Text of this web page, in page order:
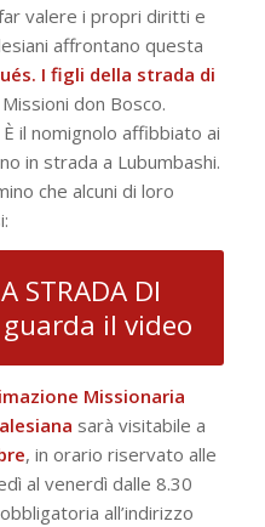
valere i propri diritti e
affrontano questa
I figli della strada di
don Bosco.
il nomignolo affibbiato ai
in strada a Lubumbashi.
che alcuni di loro
STRADA DI
guarda il video
Missionaria
sarà visitabile a
, in orario riservato alle
al venerdì dalle 8.30
all’indirizzo